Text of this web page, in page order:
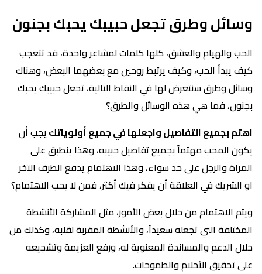
وسائل وطرق تجعل حبيبك يحبك بجنون
الحب والهيام والعشق، كلها كلمات لمشاعر واحدة، قد تتعجب
كيف يبدأ الحب، وكيف يرتبط روحين مع بعضهما البعض، وهناك
وسائل وطرق سنتعرض لها في النقاط التالية، تجعل حبيبك يحبك
بجنون، فما هي هذه الوسائل والطرق؟
اهتم بجميع التفاصيل واجعلها في جميع أولوياتك يجب أن
يكون المحب مهتماً بجميع تفاصيل حبيبه، وهذا ينطبق على
المراة والرجل على حد سواء، وهذا الاهتمام يدفع الطرف الآخر
او الشريك في العلاقة أن يفكر فيك أكثر، فمن لا يحب الاهتمام؟
ويتم الاهتمام من خلال بعض الأمور، مثل المشاركة الأنشطة
المختلفة التي تجعله سعيداً، والأنشطة المقربة لقلبه، وكذلك من
خلال الدعم والمساندة المعنوية له، ورفع العزيمة وتشجيعه
على تحقيق الأحلام والطموحات.